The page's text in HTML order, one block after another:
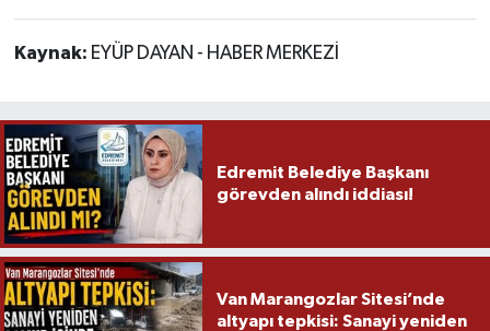
Kaynak: EYÜP DAYAN - HABER MERKEZİ
Edremit Belediye Başkanı
görevden alındı iddiası!
Van Marangozlar Sitesi’nde
altyapı tepkisi: Sanayi yeniden